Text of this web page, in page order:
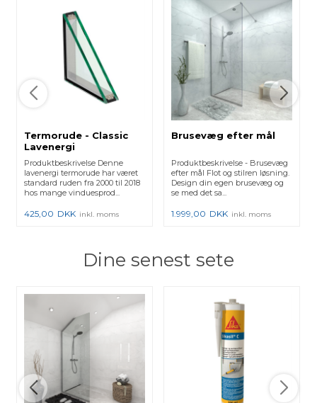
Termorude - Classic
Lavenergi
Produktbeskrivelse Denne
lavenergi termorude har været
standard ruden fra 2000 til 2018
hos mange vinduesprod...
425,00 DKK inkl. moms
Brusevæg efter mål
Produktbeskrivelse - Brusevæg
efter mål Flot og stilren løsning.
Design din egen brusevæg og
se med det sa...
1.999,00 DKK inkl. moms
Dine senest sete